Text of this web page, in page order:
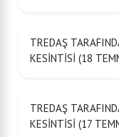
TREDAŞ
KESİNTİSİ (18
TREDAŞ
KESİNTİSİ (17